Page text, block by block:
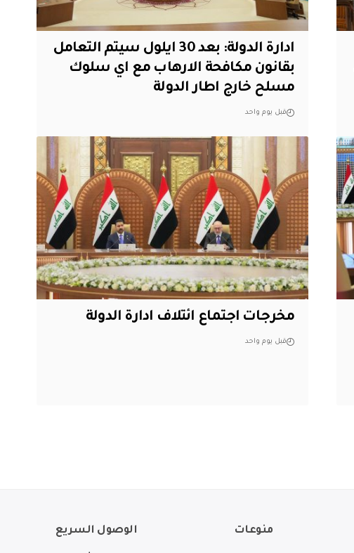
ادارة الدولة: بعد 30 ايلول سيتم التعامل
بقانون مكافحة الارهاب مع اي سلوك
مسلح خارج اطار الدولة
قبل يوم واحد
مخرجات اجتماع ائتلاف ادارة الدولة
قبل يوم واحد
منوعات الوصول السريع